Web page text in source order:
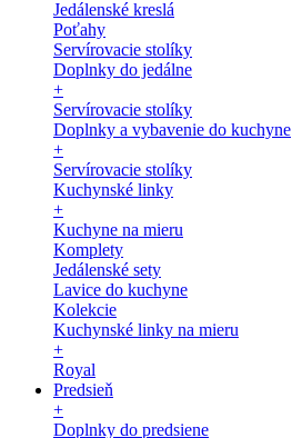
Jedálenské kreslá
Poťahy
Servírovacie stolíky
Doplnky do jedálne
+
Servírovacie stolíky
Doplnky a vybavenie do kuchyne
+
Servírovacie stolíky
Kuchynské linky
+
Kuchyne na mieru
Komplety
Jedálenské sety
Lavice do kuchyne
Kolekcie
Kuchynské linky na mieru
+
Royal
Predsieň
+
Doplnky do predsiene